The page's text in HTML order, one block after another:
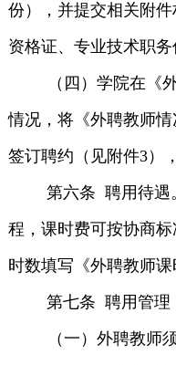
份），并提交相关附
资格证、专业技术职
（四）学院在《
情况，将《外聘教师
签订聘约（见附件3）
第六条 聘用待遇
程，课时费可按协商
时数填写《外聘教师
第七条 聘用管理
（一）外聘教师